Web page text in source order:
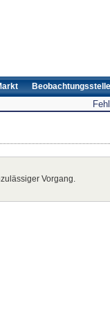
Beobachtungsstelle
Vorgang.